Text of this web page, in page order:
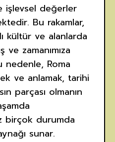
işlevsel değerler
Bu rakamlar,
kültür ve alanlarda
zamanımıza
nedenle, Roma
ve anlamak, tarihi
parçası olmanın
birçok durumda
sunar.